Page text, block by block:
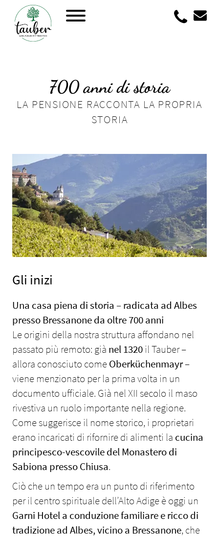
+39
700 anni di storia
LA PENSIONE RACCONTA LA PROPRIA
STORIA
Gli inizi
Una casa piena di storia – radicata ad Albes
presso Bressanone da oltre 700 anni
Le origini della nostra struttura affondano nel
passato più remoto: già nel 1320il Tauber –
allora conosciuto comeOberküchenmayr–
viene menzionato per la prima volta in un
documento ufficiale. Già nel XII secolo il maso
rivestiva un ruolo importante nella regione.
Come suggerisce il nome storico, i proprietari
erano incaricati di rifornire di alimenti la cucina
principesco-vescovile del Monastero di
Sabiona presso Chiusa.
Ciò che un tempo era un punto di riferimento
per il centro spirituale dell’Alto Adige è oggi un
Garni Hotel a conduzione familiare e ricco di
tradizione ad Albes, vicino a Bressanone, che